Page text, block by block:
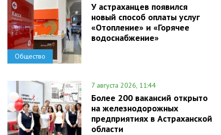
Общество
У астраханцев появился
новый способ оплаты услуг
«Отопление» и «Горячее
водоснабжение»
7 августа 2026, 11:44
Более 200 вакансий открыто
на железнодорожных
предприятиях в Астраханской
области